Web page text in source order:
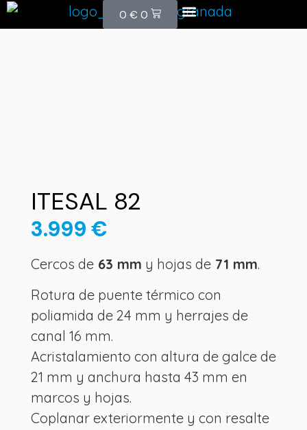
0 € 0
ITESAL 82
3.999 €
Cercos de 63 mm y hojas de 71 mm.
Rotura de puente térmico con
poliamida de 24 mm y herrajes de
canal 16 mm.
Acristalamiento con altura de galce de
21 mm y anchura hasta 43 mm en
marcos y hojas.
Coplanar exteriormente y con resalte